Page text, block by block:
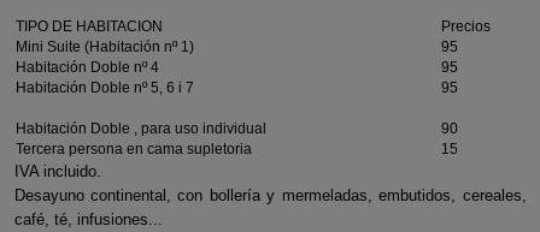
TIPO DE HABITACION
Precios
Mini Suite (Habitación nº 1)
95
Habitación Doble nº 4
95
Habitación Doble nº 5, 6 i 7
95
Habitación Doble , para uso individual
90
Tercera persona en cama supletoria
15
IVA incluido.
Desayuno continental, con bollería y mermeladas, embutidos, cereales,
café, té, infusiones...